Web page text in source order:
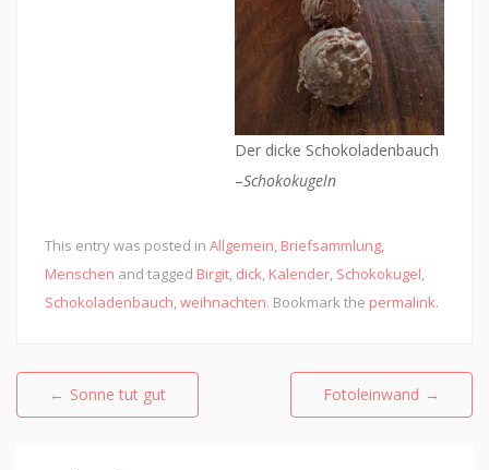
Der dicke Schokoladenbauch
–Schokokugeln
This entry was posted in Allgemein, Briefsammlung,
Menschen and tagged Birgit, dick, Kalender, Schokokugel,
Schokoladenbauch,weihnachten. Bookmark the permalink.
Beitragsnavigation
← Sonne tut gut Fotoleinwand →